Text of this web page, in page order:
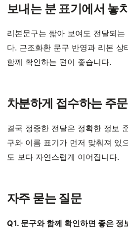
보내는 분 표기에서 놓
리본문구는 짧아 보여도 전달되
다. 근조화환 문구 반영과 리본 상
함께 확인하는 편이 좋습니다.
차분하게 접수하는 주
결국 정중한 전달은 정확한 정보
구와 이름 표기가 먼저 맞춰져 있
도 보다 자연스럽게 이어집니다.
자주 묻는 질문
Q1. 문구와 함께 확인하면 좋은 정